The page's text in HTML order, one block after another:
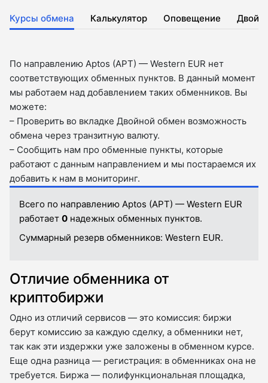
Курсы обмена Калькулятор Оповещение
По направлению Aptos (APT) — Western EUR нет
соответствующих обменных пунктов. В данный момент
мы работаем над добавлением таких обменников. Вы
можете:
– Проверить во вкладкe Двойной обмен возможность
обмена через транзитную валюту.
– Сообщить нам про обменные пункты, которые
работают с данным направлением и мы постараемся их
добавить к нам в мониторинг.
Всего по направлению Aptos (APT) — Western EUR
работает 0 надежных обменных пунктов.
Суммарный резерв обменников: Western EUR.
Отличие обменника от
криптобиржи
Одно из отличий сервисов — это комиссия: биржи
берут комиссию за каждую сделку, а обменники нет,
так как эти издержки уже заложены в обменном курсе.
Еще одна разница — регистрация: в обменниках она не
требуется. Биржа — полифункциональная площадка,